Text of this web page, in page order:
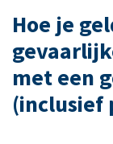
Hoe je
met een
(inclusief